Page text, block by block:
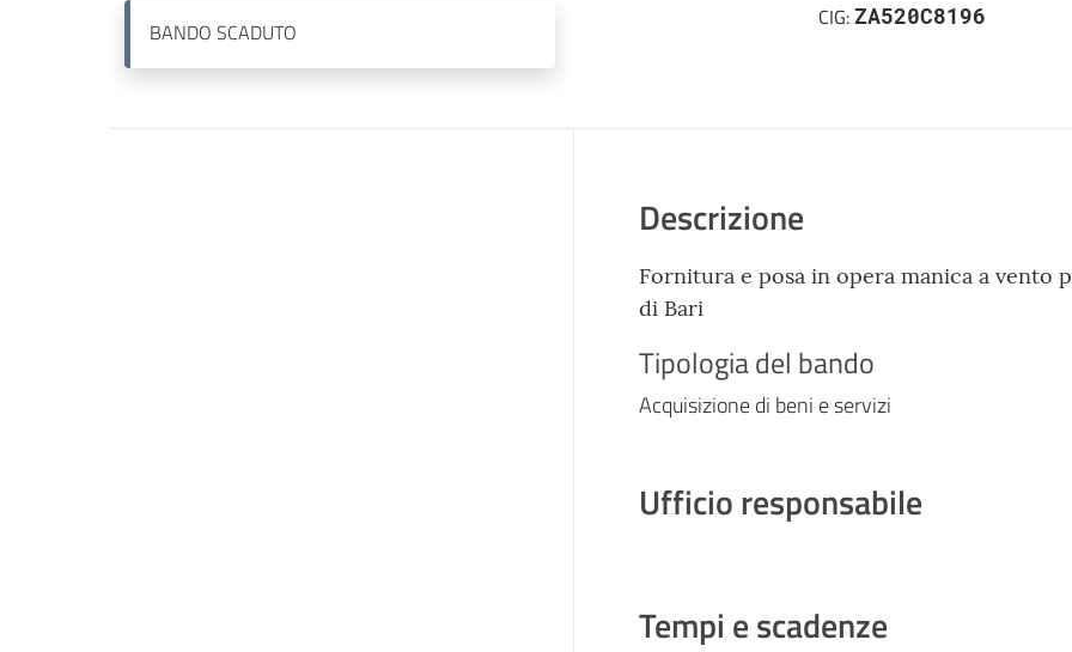
BANDO SCADUTO
CIG:ZA520C8196
Descrizione
Fornitura e posa in opera manica a vento
di Bari
Tipologia del bando
Acquisizione di beni e servizi
Ufficio responsabile
Tempi e scadenze